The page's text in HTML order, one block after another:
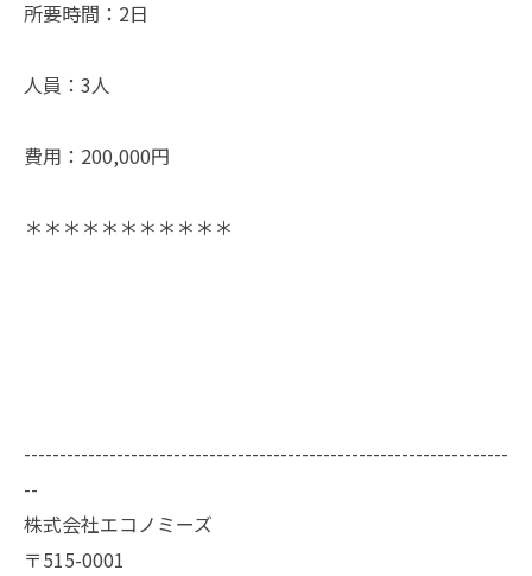
所要時間：2日
人員：3人
費用：200,000円
＊＊＊＊＊＊＊＊＊＊＊
--------------------------------------------------------------------
--
株式会社エコノミーズ
〒515-0001